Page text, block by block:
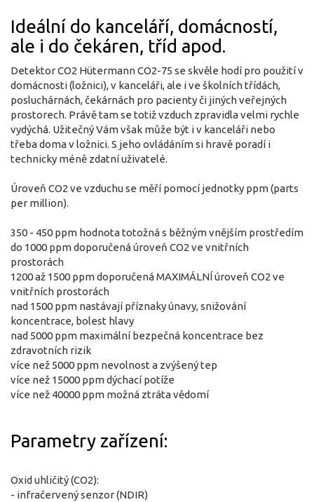
Ideální do kanceláří, domácností,
ale i do čekáren, tříd apod.
Detektor CO2 Hütermann CO2-75 se skvěle hodí pro použití v
domácnosti (ložnici), v kanceláři, ale i ve školních třídách,
posluchárnách, čekárnách pro pacienty či jiných veřejných
prostorech. Právě tam se totiž vzduch zpravidla velmi rychle
vydýchá. Užitečný Vám však může být i v kanceláři nebo
třeba doma v ložnici. S jeho ovládáním si hravě poradí i
technicky méně zdatní uživatelé.
Úroveň CO2 ve vzduchu se měří pomocí jednotky ppm (parts
per million).
350 - 450 ppm hodnota totožná s běžným vnějším prostředím
do 1000 ppm doporučená úroveň CO2 ve vnitřních
prostorách
1200 až 1500 ppm doporučená MAXIMÁLNÍ úroveň CO2 ve
vnitřních prostorách
nad 1500 ppm nastávají příznaky únavy, snižování
koncentrace, bolest hlavy
nad 5000 ppm maximální bezpečná koncentrace bez
zdravotních rizik
více než 5000 ppm nevolnost a zvýšený tep
více než 15000 ppm dýchací potíže
více než 40000 ppm možná ztráta vědomí
Parametry zařízení:
Oxid uhličitý (CO2):
- infračervený senzor (NDIR)